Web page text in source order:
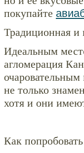
покупайте
Традиционная и
Идеальным
агломерация
не только
хотя и они
Как